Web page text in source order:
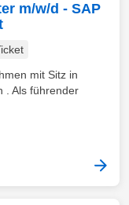
m/w/d - SAP
mit Sitz in
. Als führender